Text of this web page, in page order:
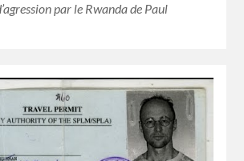
par le Rwanda de Paul